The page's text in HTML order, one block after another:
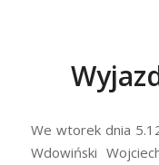
We wtorek dnia
Wdowiński